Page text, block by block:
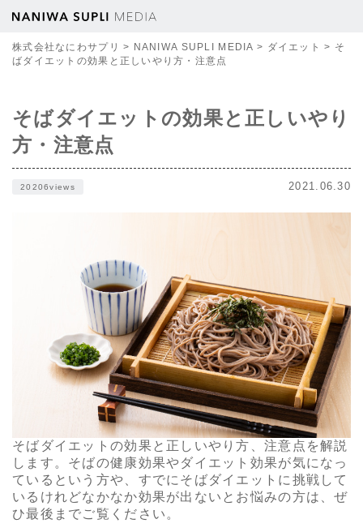
株式会社なにわサプリ > NANIWA SUPLI MEDIA > ダイエット > そ
ばダイエットの効果と正しいやり方・注意点
そばダイエットの効果と正しいやり
方・注意点
20206views 2021.06.30
そばダイエットの効果と正しいやり方、注意点を解説
します。そばの健康効果やダイエット効果が気になっ
ているという方や、すでにそばダイエットに挑戦して
いるけれどなかなか効果が出ないとお悩みの方は、ぜ
ひ最後までご覧ください。